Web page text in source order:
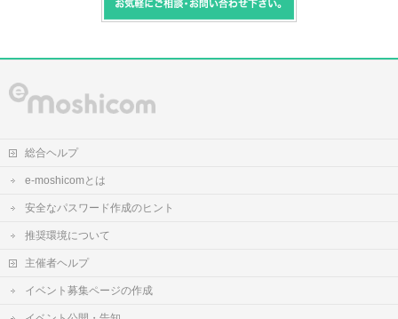
総合ヘルプ
e-moshicomとは
安全なパスワード作成のヒント
推奨環境について
主催者ヘルプ
イベント募集ページの作成